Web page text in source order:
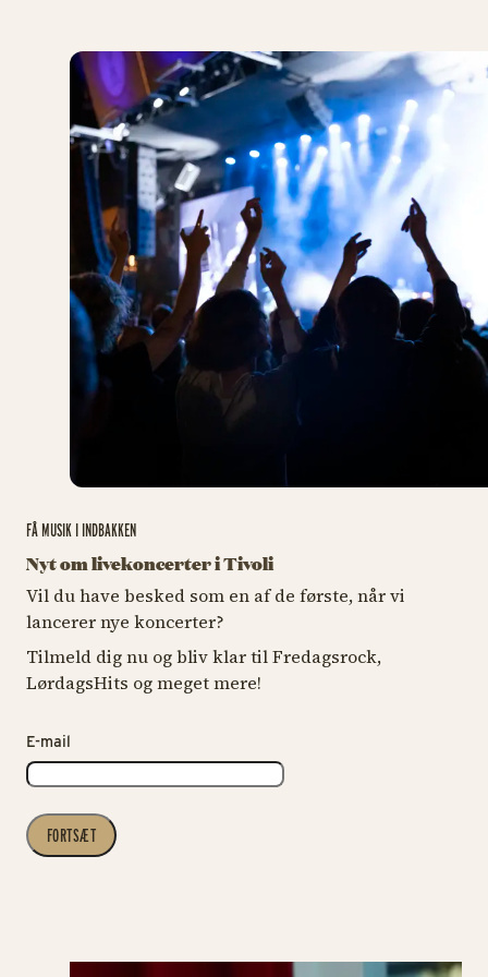
FÅ MUSIK I INDBAKKEN
Nyt om livekoncerter i Tivoli
Vil du have besked som en af de første, når vi
lancerer nye koncerter?
Tilmeld dig nu og bliv klar til Fredagsrock,
LørdagsHits og meget mere!
E-mail
FORTSÆT